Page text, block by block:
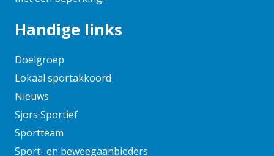
augustus 2024
juni 2024
mei 2024
april 2024
maart 2024
februari 2024
januari 2024
Handige links
Doelgroep
Lokaal sportakkoord
Nieuws
Sjors Sportief
Sportteam
Sport- en beweegaanbieders